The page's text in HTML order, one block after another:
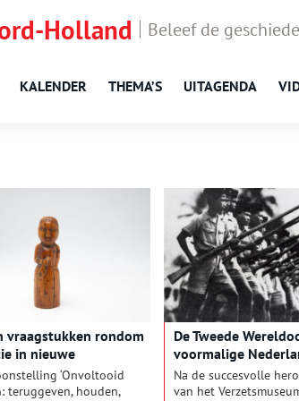
Holland Beleef de
KALENDER THEMA’S UITAGENDA
vraagstukken rondom
in nieuwe
‘Onvoltooid
teruggeven, houden,
De Tweede
voormalige
koloniën
Na de succesvolle
van het